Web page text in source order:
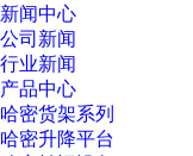
新闻中心
公司新闻
行业新闻
产品中心
哈密货架系列
哈密升降平台